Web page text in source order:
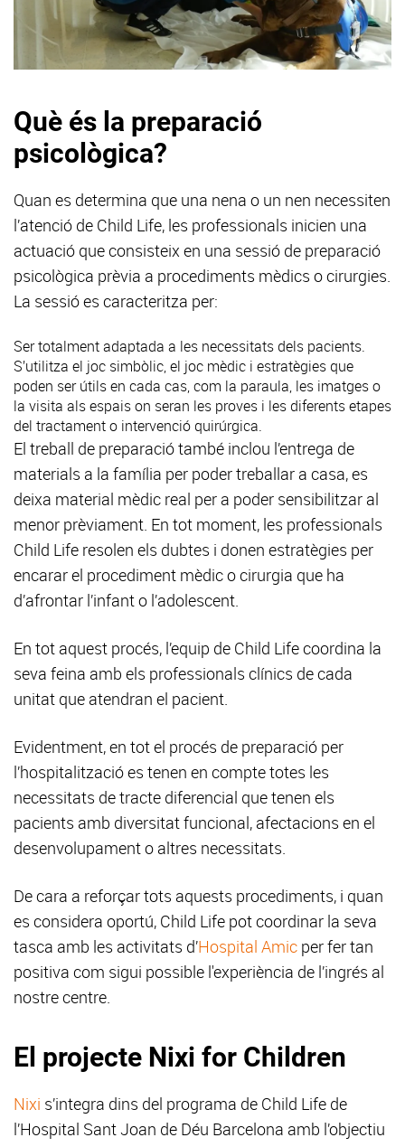
Què és la preparació
psicològica?
Quan es determina que una nena o un nen necessiten
l’atenció de Child Life, les professionals inicien una
actuació que consisteix en una sessió de preparació
psicològica prèvia a procediments mèdics o cirurgies.
La sessió es caracteritza per:
Ser totalment adaptada a les necessitats dels pacients.
S’utilitza el joc simbòlic, el joc mèdic i estratègies que
poden ser útils en cada cas, com la paraula, les imatges o
la visita als espais on seran les proves i les diferents etapes
del tractament o intervenció quirúrgica.
El treball de preparació també inclou l’entrega de
materials a la família per poder treballar a casa, es
deixa material mèdic real per a poder sensibilitzar al
menor prèviament. En tot moment, les professionals
Child Life resolen els dubtes i donen estratègies per
encarar el procediment mèdic o cirurgia que ha
d’afrontar l’infant o l’adolescent.
En tot aquest procés, l’equip de Child Life coordina la
seva feina amb els professionals clínics de cada
unitat que atendran el pacient.
Evidentment, en tot el procés de preparació per
l’hospitalització es tenen en compte totes les
necessitats de tracte diferencial que tenen els
pacients amb diversitat funcional, afectacions en el
desenvolupament o altres necessitats.
De cara a reforçar tots aquests procediments, i quan
es considera oportú, Child Life pot coordinar la seva
tasca amb les activitats d’Hospital Amic per fer tan
positiva com sigui possible l'experiència de l’ingrés al
nostre centre.
El projecte Nixi for Children
Nixi s’integra dins del programa de Child Life de
l’Hospital Sant Joan de Déu Barcelona amb l’objectiu